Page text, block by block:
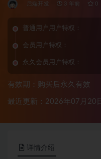
后端开发 3 年前 0
普通用户用户特权：
会员用户特权：
永久会员用户特权：
有效期：购买后永久有效
最近更新：2026年07月20日
详情介绍